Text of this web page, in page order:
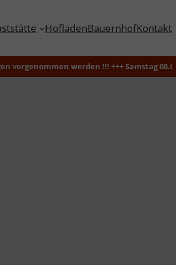
HofladenBauernhofKontakt
werden !!! +++ Samstag